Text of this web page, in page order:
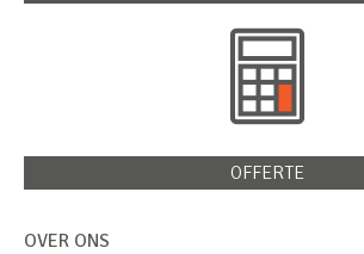
OFFERTE
OVER ONS